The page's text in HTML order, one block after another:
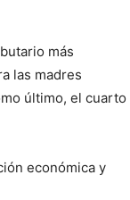
más
las madres
último, el cuarto
económica y